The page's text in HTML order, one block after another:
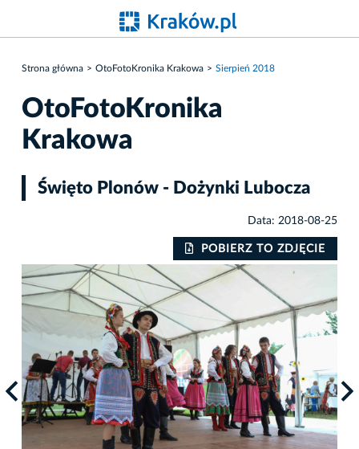
Strona główna OtoFotoKronika Krakowa Sierpień 2018
OtoFotoKronika
Krakowa
Święto Plonów - Dożynki Lubocza
Data: 2018-08-25
POBIERZ TO ZDJĘCIE